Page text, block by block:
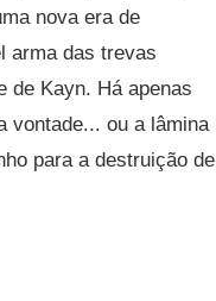
nova era de
arma das trevas
de Kayn. Há apenas
vontade... ou a lâmina
para a destruição de